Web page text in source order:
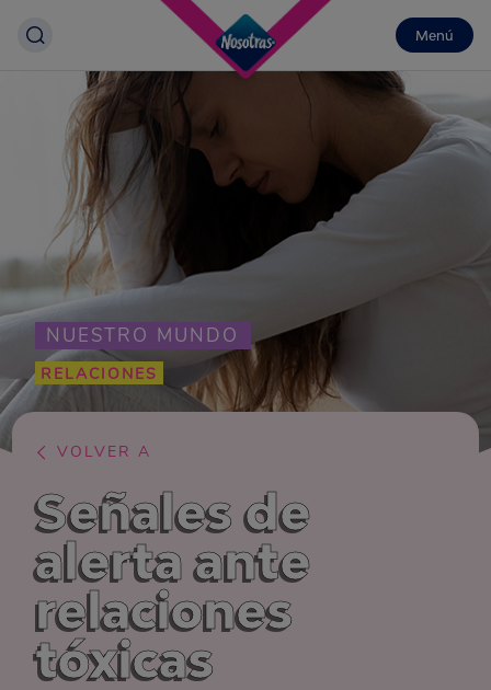
Menú
NUESTRO MUNDO
RELACIONES
VOLVER A
Señales de
alerta ante
relaciones
tóxicas